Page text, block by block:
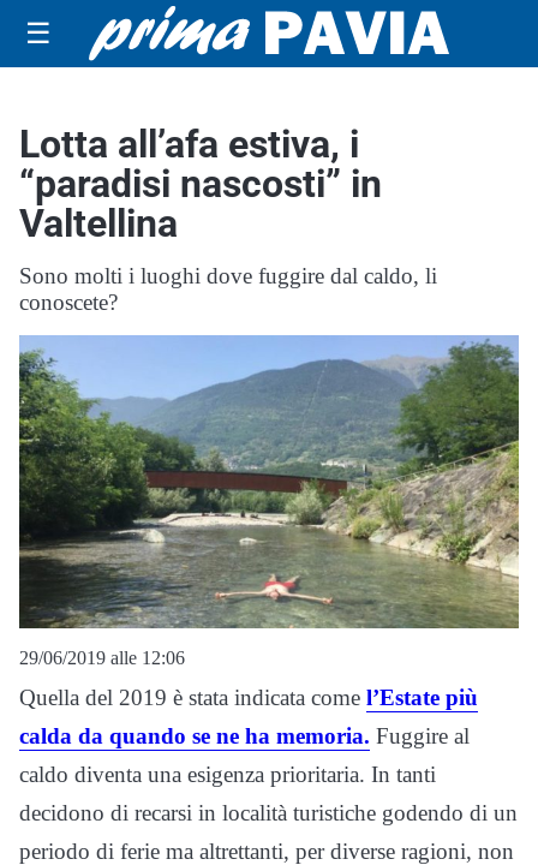
☰
Lotta all’afa estiva, i
“paradisi nascosti” in
Valtellina
Sono molti i luoghi dove fuggire dal caldo, li
conoscete?
29/06/2019 alle 12:06
Quella del 2019 è stata indicata come l’Estate più
calda da quando se ne ha memoria. Fuggire al
caldo diventa una esigenza prioritaria. In tanti
decidono di recarsi in località turistiche godendo di un
periodo di ferie ma altrettanti, per diverse ragioni, non